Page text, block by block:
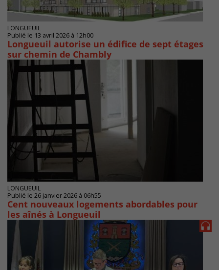
LONGUEUIL
Publié le 13 avril 2026 à 12h00
Longueuil autorise un édifice de sept étages
sur chemin de Chambly
LONGUEUIL
Publié le 26 janvier 2026 à 06h55
Cent nouveaux logements abordables pour
les aînés à Longueuil